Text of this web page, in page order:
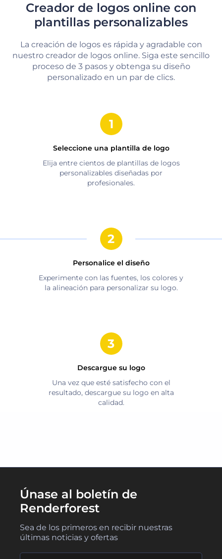
Creador de logos online con
plantillas personalizables
La creación de logos es rápida y agradable con
nuestro creador de logos online. Siga este sencillo
proceso de 3 pasos y obtenga su diseño
personalizado en un par de clics.
Seleccione una plantilla de logo
Elija entre cientos de plantillas de logos
personalizables diseñadas por
profesionales.
Personalice el diseño
Experimente con las fuentes, los colores y
la alineación para personalizar su logo.
Descargue su logo
Una vez que esté satisfecho con el
resultado, descargue su logo en alta
calidad.
Únase al boletín de
Renderforest
Sea de los primeros en recibir nuestras
últimas noticias y ofertas